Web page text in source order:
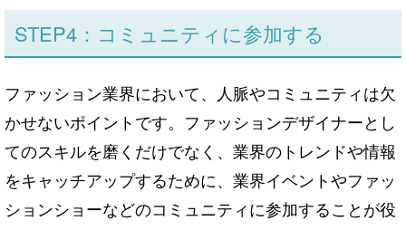
STEP4：コミュニティに参加する
ファッション業界において、人脈やコミュニティは欠
かせないポイントです。ファッションデザイナーとし
てのスキルを磨くだけでなく、業界のトレンドや情報
をキャッチアップするために、業界イベントやファッ
ションショーなどのコミュニティに参加することが役